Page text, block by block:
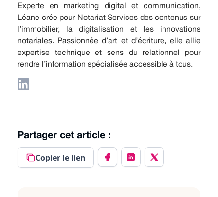
Experte en marketing digital et communication,
Léane crée pour Notariat Services des contenus sur
l’immobilier, la digitalisation et les innovations
notariales. Passionnée d’art et d’écriture, elle allie
expertise technique et sens du relationnel pour
rendre l’information spécialisée accessible à tous.
Partager cet article :
Copier le lien